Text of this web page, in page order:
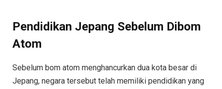
Pendidikan Jepang Sebelum Dibom
Atom
Sebelum bom atom menghancurkan dua kota besar di
Jepang, negara tersebut telah memiliki pendidikan yang